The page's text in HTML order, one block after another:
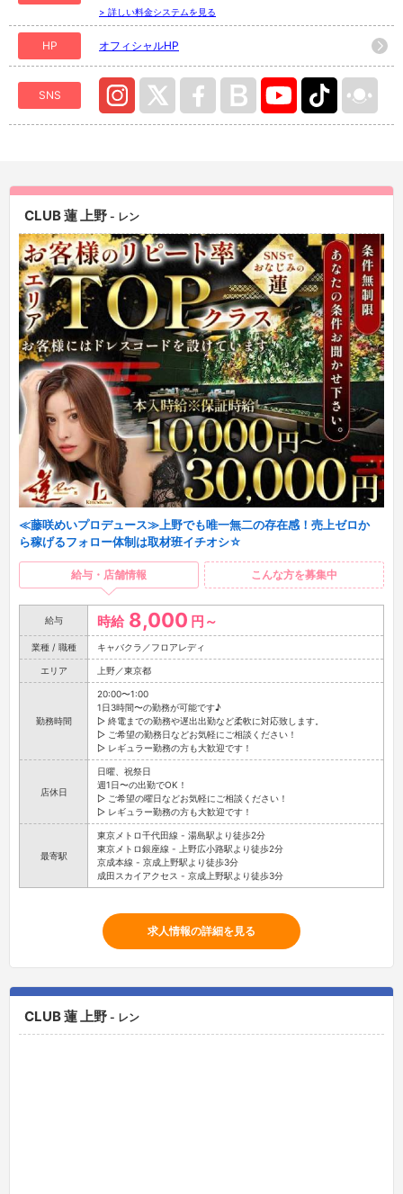
> 詳しい料金システムを見る
HP オフィシャルHP
SNS
CLUB 蓮 上野 - レン
≪藤咲めいプロデュース≫上野でも唯一無二の存在感！売上ゼロか
ら稼げるフォロー体制は取材班イチオシ☆
給与・店舗情報 こんな方を募集中
給与 時給 8,000 円～
業種 / 職種 キャバクラ／フロアレディ
エリア 上野／東京都
勤務時間
20:00〜1:00
1日3時間〜の勤務が可能です♪
▷ 終電までの勤務や遅出出勤など柔軟に対応致します。
▷ ご希望の勤務日などお気軽にご相談ください！
▷ レギュラー勤務の方も大歓迎です！
店休日
日曜、祝祭日
週1日〜の出勤でOK！
▷ ご希望の曜日などお気軽にご相談ください！
▷ レギュラー勤務の方も大歓迎です！
最寄駅
東京メトロ千代田線 - 湯島駅より徒歩2分
東京メトロ銀座線 - 上野広小路駅より徒歩2分
京成本線 - 京成上野駅より徒歩3分
成田スカイアクセス - 京成上野駅より徒歩3分
求人情報の詳細を見る
CLUB 蓮 上野 - レン